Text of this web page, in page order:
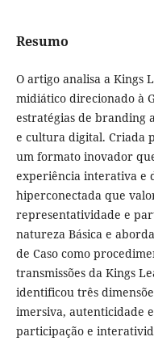
Resumo
O artigo analisa a Kings
midiático direcionado à
estratégias de branding
e cultura digital. Criada
um formato inovador
experiência interativa e
hiperconectada que
representatividade e
natureza Básica e
de Caso como
transmissões da Kings
identificou três
imersiva, autenticidade
participação e